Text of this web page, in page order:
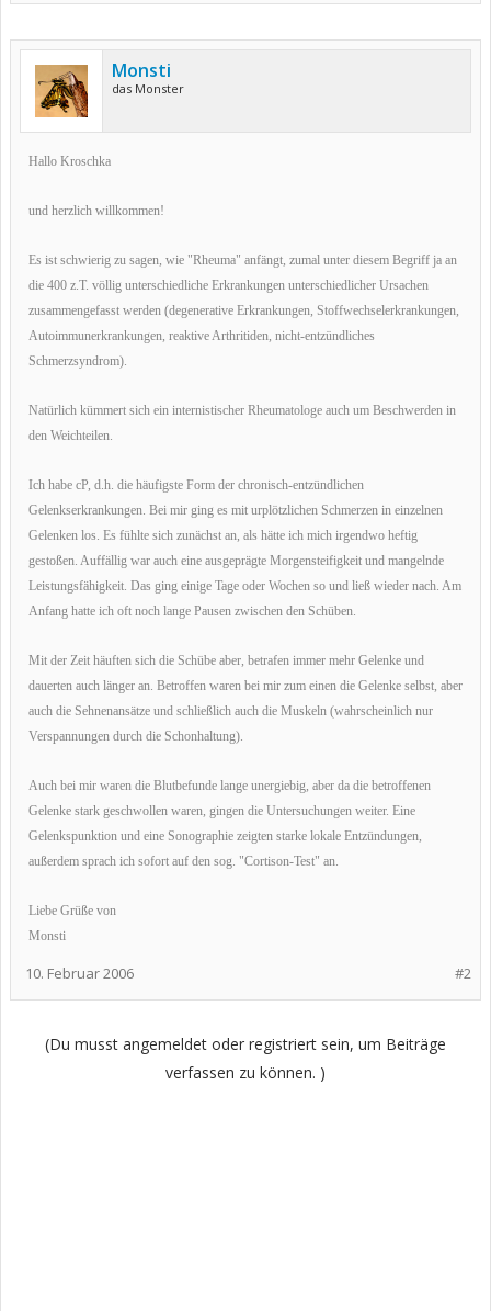
Monsti
das Monster
Hallo Kroschka
und herzlich willkommen!
Es ist schwierig zu sagen, wie "Rheuma" anfängt, zumal unter diesem Begriff ja an
die 400 z.T. völlig unterschiedliche Erkrankungen unterschiedlicher Ursachen
zusammengefasst werden (degenerative Erkrankungen, Stoffwechselerkrankungen,
Autoimmunerkrankungen, reaktive Arthritiden, nicht-entzündliches
Schmerzsyndrom).
Natürlich kümmert sich ein internistischer Rheumatologe auch um Beschwerden in
den Weichteilen.
Ich habe cP, d.h. die häufigste Form der chronisch-entzündlichen
Gelenkserkrankungen. Bei mir ging es mit urplötzlichen Schmerzen in einzelnen
Gelenken los. Es fühlte sich zunächst an, als hätte ich mich irgendwo heftig
gestoßen. Auffällig war auch eine ausgeprägte Morgensteifigkeit und mangelnde
Leistungsfähigkeit. Das ging einige Tage oder Wochen so und ließ wieder nach. Am
Anfang hatte ich oft noch lange Pausen zwischen den Schüben.
Mit der Zeit häuften sich die Schübe aber, betrafen immer mehr Gelenke und
dauerten auch länger an. Betroffen waren bei mir zum einen die Gelenke selbst, aber
auch die Sehnenansätze und schließlich auch die Muskeln (wahrscheinlich nur
Verspannungen durch die Schonhaltung).
Auch bei mir waren die Blutbefunde lange unergiebig, aber da die betroffenen
Gelenke stark geschwollen waren, gingen die Untersuchungen weiter. Eine
Gelenkspunktion und eine Sonographie zeigten starke lokale Entzündungen,
außerdem sprach ich sofort auf den sog. "Cortison-Test" an.
Liebe Grüße von
Monsti
#2
10. Februar 2006
(Du musst angemeldet oder registriert sein, um Beiträge
verfassen zu können. )